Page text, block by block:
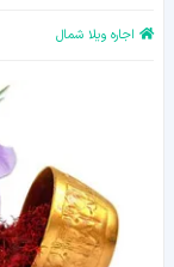
اجاره ویلا شمال